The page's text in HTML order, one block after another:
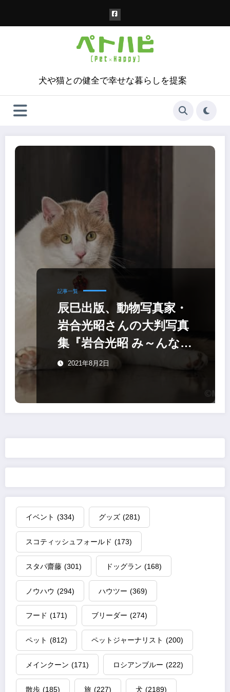
犬や猫との健全で幸せな暮らしを提案
記事一覧
辰巳出版、​動物写真家・
岩合光昭さんの​大判写真
集​​『岩合光昭 み～んな元
気ネコ』
2021年8月2日
イベント (334) グッズ (281)
スコティッシュフォールド (173)
スタパ齋藤 (301) ドッグラン (168)
ノウハウ (294) ハウツー (369)
フード (171) ブリーダー (274)
ペット (812) ペットジャーナリスト (200)
メインクーン (171) ロシアンブルー (222)
散歩 (185) 旅 (227) 犬 (2189)